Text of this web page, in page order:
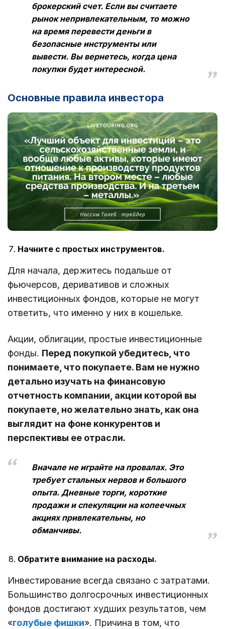
брокерский счет. Если вы считаете
рынок непривлекательным, то можно
на время перевести деньги в
безопасные инструменты или
вывести. Вы вернетесь, когда цена
покупки будет интересной.
Основные правила инвестора
Начните с простых инструментов.
Для начала, держитесь подальше от
фьючерсов, деривативов и сложных
инвестиционных фондов, которые не могут
ответить, что именно у них в кошельке.
Акции, облигации, простые инвестиционные
фонды. Перед покупкой убедитесь, что
понимаете, что покупаете. Вам не нужно
детально изучать на финансовую
отчетность компании, акции которой вы
покупаете, но желательно знать, как она
выглядит на фоне конкурентов и
перспективы ее отрасли.
Вначале не играйте на провалах. Это
требует стальных нервов и большого
опыта. Дневные торги, короткие
продажи и спекуляции на копеечных
акциях привлекательны, но
обманчивы.
Обратите внимание на расходы.
Инвестирование всегда связано с затратами.
Большинство долгосрочных инвестиционных
фондов достигают худших результатов, чем
«голубые фишки». Причина в том, что